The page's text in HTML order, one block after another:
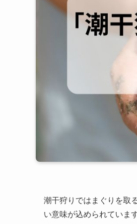
潮干狩りではまぐりを取
い意味が込められています